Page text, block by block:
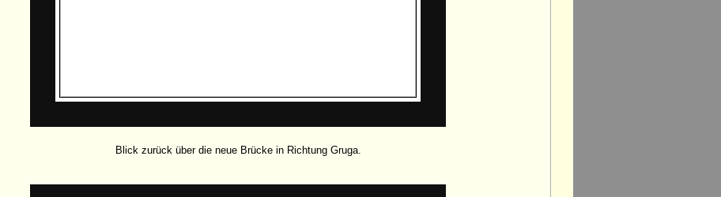
Blick zurück über die neue Brücke in Richtung Gruga.